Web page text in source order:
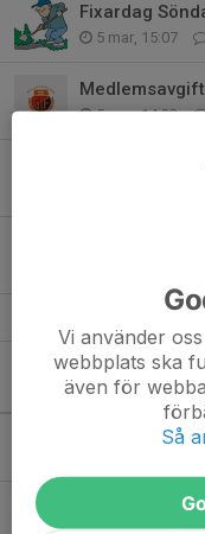
Fixardag
5 mar, 15:07
5 mar, 14:23
Ungdoms-
Klubbkväll 26/
Kommande
Seniorer»
Tis 11/8
18:00-19:30
Seniorer»
Billesholms
Vi använder
webbplats ska
även för
Så